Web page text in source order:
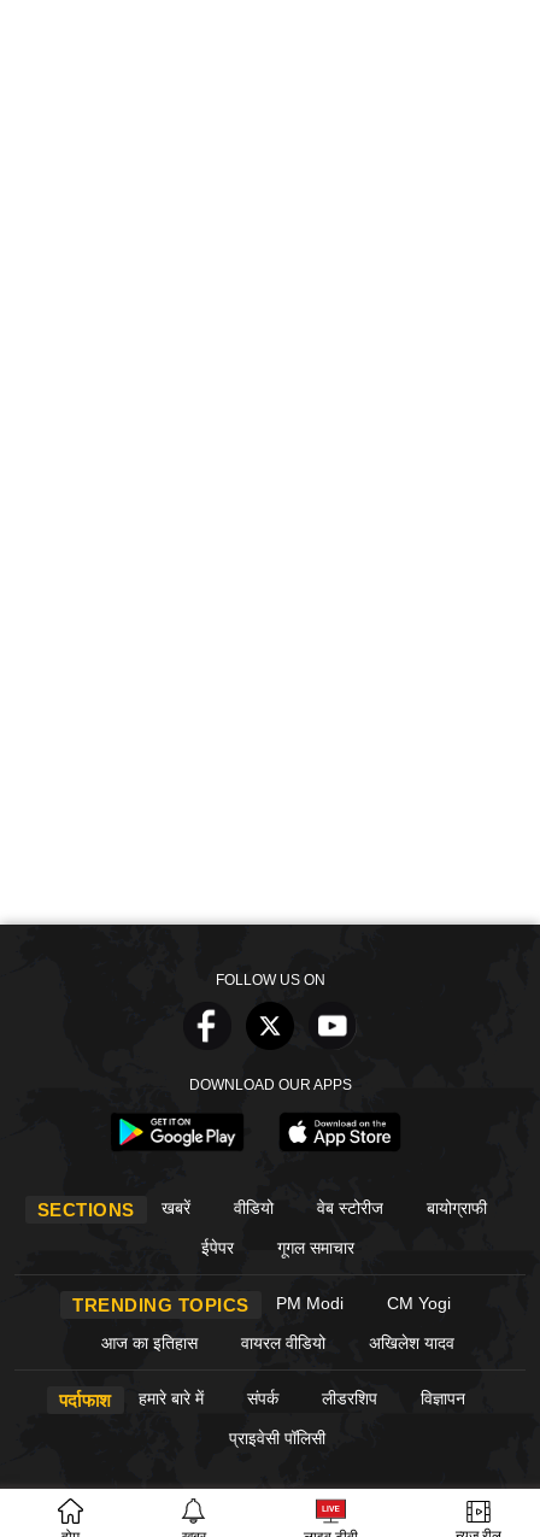
FOLLOW US ON
DOWNLOAD OUR APPS
SECTIONS खबरें वीडियो वेब स्टोरीज बायोग्राफी
ईपेपर गूगल समाचार
TRENDING TOPICS PM Modi CM Yogi
आज का इतिहास वायरल वीडियो अखिलेश यादव
पर्दाफाश हमारे बारे में संपर्क लीडरशिप विज्ञापन
प्राइवेसी पॉलिसी
© Copyright PardaPhash 2026. All rights reserved.